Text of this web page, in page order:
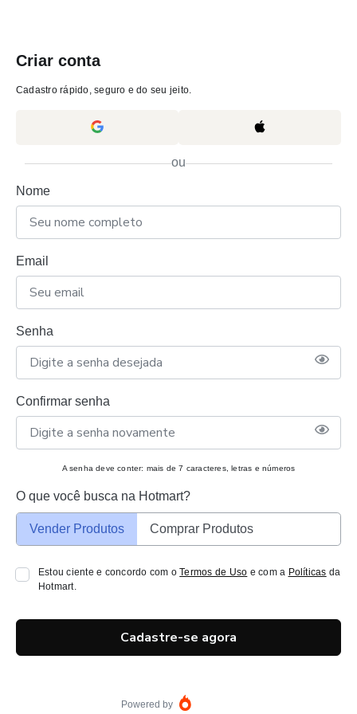
Criar conta
Cadastro rápido, seguro e do seu jeito.
ou
Nome
Email
Senha
Confirmar senha
A senha deve conter: mais de 7 caracteres, letras e números
O que você busca na Hotmart?
Vender Produtos Comprar Produtos
Estou ciente e concordo com oTermos de Uso e com a Políticas da
Hotmart.
Cadastre-se agora
Powered by